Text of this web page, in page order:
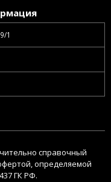
1
справочный
определяемой
ГК РФ.